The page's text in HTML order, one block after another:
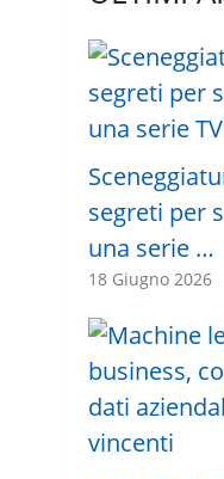
segreti per
una serie …
18 Giugno 2026